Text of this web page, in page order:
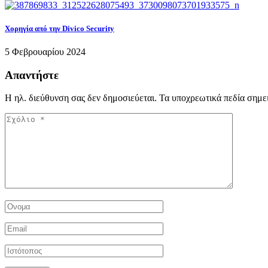
Χορηγία από την Divico Security
5 Φεβρουαρίου 2024
Απαντήστε
Η ηλ. διεύθυνση σας δεν δημοσιεύεται. Τα υποχρεωτικά πεδία